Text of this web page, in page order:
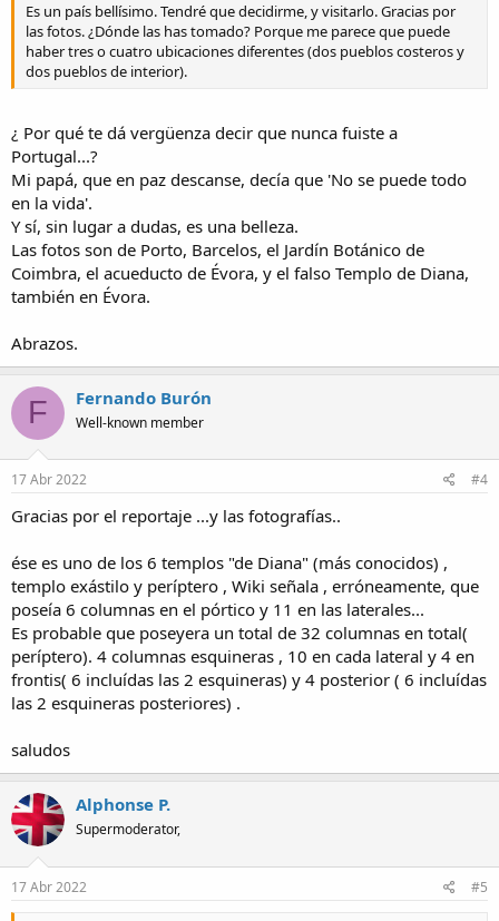
Es un país bellísimo. Tendré que decidirme, y visitarlo. Gracias por
las fotos. ¿Dónde las has tomado? Porque me parece que puede
haber tres o cuatro ubicaciones diferentes (dos pueblos costeros y
dos pueblos de interior).
¿ Por qué te dá vergüenza decir que nunca fuiste a
Portugal...?
Mi papá, que en paz descanse, decía que 'No se puede todo
en la vida'.
Y sí, sin lugar a dudas, es una belleza.
Las fotos son de Porto, Barcelos, el Jardín Botánico de
Coimbra, el acueducto de Évora, y el falso Templo de Diana,
también en Évora.
Abrazos.
F Fernando Burón
Well-known member
17 Abr 2022 #4
Gracias por el reportaje ...y las fotografías..
ése es uno de los 6 templos "de Diana" (más conocidos) ,
templo exástilo y períptero , Wiki señala , erróneamente, que
poseía 6 columnas en el pórtico y 11 en las laterales...
Es probable que poseyera un total de 32 columnas en total(
períptero). 4 columnas esquineras , 10 en cada lateral y 4 en
frontis( 6 incluídas las 2 esquineras) y 4 posterior ( 6 incluídas
las 2 esquineras posteriores) .
saludos
Alphonse P.
Supermoderator,
17 Abr 2022 #5